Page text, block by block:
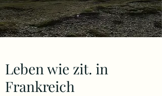
Leben wie zit. in
Frankreich